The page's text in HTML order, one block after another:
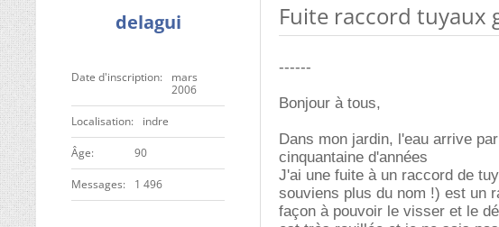
delagui
Date d'inscription
mars
2006
Localisation indre
ge 90
Messages 1 496
Fuite raccord tuyaux
------
Bonjour à tous,
Dans mon jardin, l'eau arrive
cinquantaine d'années
J'ai une fuite à un raccord de
souviens plus du nom !) est un
façon à pouvoir le visser et le